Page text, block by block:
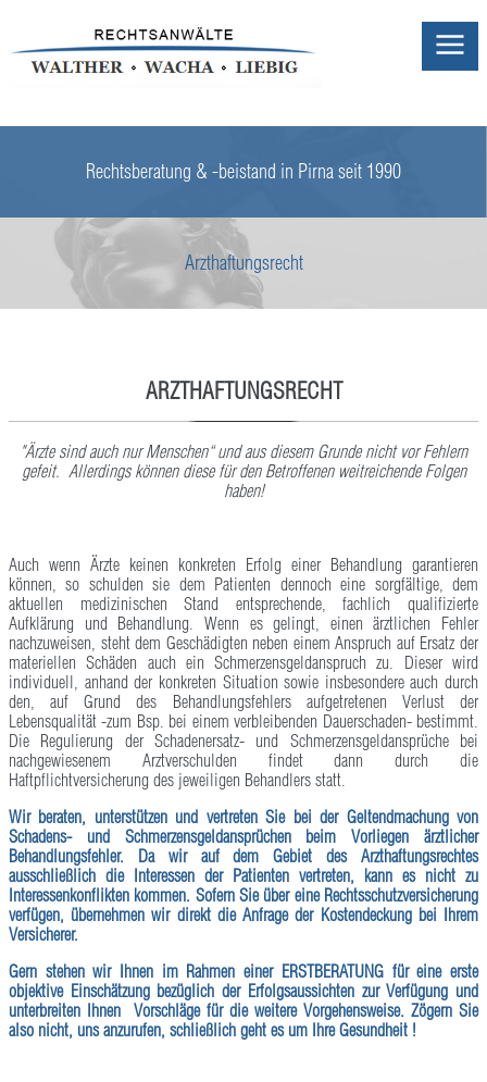
Rechtsberatung & -beistand in Pirna seit 1990
Arzthaftungsrecht
ARZTHAFTUNGSRECHT
"Ärzte sind auch nur Menschen“ und aus diesem Grunde nicht vor Fehlern
gefeit. Allerdings können diese für den Betroffenen weitreichende Folgen
haben!
Auch wenn Ärzte keinen konkreten Erfolg einer Behandlung garantieren
können, so schulden sie dem Patienten dennoch eine sorgfältige, dem
aktuellen medizinischen Stand entsprechende, fachlich qualifizierte
Aufklärung und Behandlung. Wenn es gelingt, einen ärztlichen Fehler
nachzuweisen, steht dem Geschädigten neben einem Anspruch auf Ersatz der
materiellen Schäden auch ein Schmerzensgeldanspruch zu. Dieser wird
individuell, anhand der konkreten Situation sowie insbesondere auch durch
den, auf Grund des Behandlungsfehlers aufgetretenen Verlust der
Lebensqualität -zum Bsp. bei einem verbleibenden Dauerschaden- bestimmt.
Die Regulierung der Schadenersatz- und Schmerzensgeldansprüche bei
nachgewiesenem Arztverschulden findet dann durch die
Haftpflichtversicherung des jeweiligen Behandlers statt.
Wir beraten, unterstützen und vertreten Sie bei der Geltendmachung von
Schadens- und Schmerzensgeldansprüchen beim Vorliegen ärztlicher
Behandlungsfehler. Da wir auf dem Gebiet des Arzthaftungsrechtes
ausschließlich die Interessen der Patienten vertreten, kann es nicht zu
Interessenkonflikten kommen. Sofern Sie über eine Rechtsschutzversicherung
verfügen, übernehmen wir direkt die Anfrage der Kostendeckung bei Ihrem
Versicherer.
Gern stehen wir Ihnen im Rahmen einer ERSTBERATUNGfür eine erste
objektive Einschätzung bezüglich der Erfolgsaussichten zur Verfügung und
unterbreiten Ihnen Vorschläge für die weitere Vorgehensweise. Zögern Sie
also nicht, uns anzurufen, schließlich geht es um Ihre Gesundheit !